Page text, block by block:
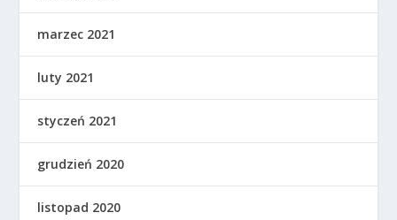
marzec 2021
luty 2021
styczeń 2021
grudzień 2020
listopad 2020